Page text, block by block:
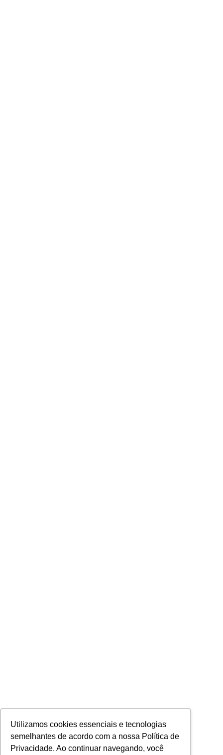
Utilizamos cookies essenciais e tecnologias
semelhantes de acordo com a nossa Política de
Privacidade. Ao continuar navegando, você